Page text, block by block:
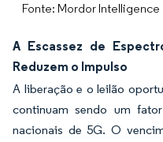
Fonte: Mordor Intelligence
A Escassez de
Reduzem o Impulso
A liberação e o leilão
continuam sendo um
nacionais de 5G. O